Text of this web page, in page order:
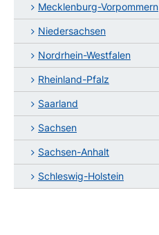
Mecklenburg-Vorpommern
Niedersachsen
Nordrhein-Westfalen
Rheinland-Pfalz
Saarland
Sachsen
Sachsen-Anhalt
Schleswig-Holstein